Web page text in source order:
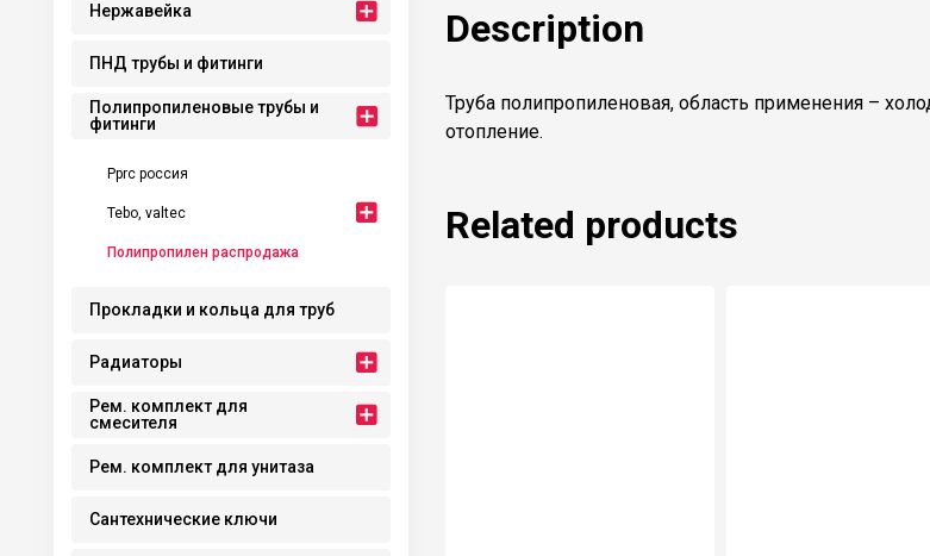
Нержавейка
ПНД трубы и фитинги
Полипропиленовые трубы и
фитинги
Pprc россия
Tebo, valtec
Полипропилен распродажа
Прокладки и кольца для труб
Радиаторы
Рем. комплект для
смесителя
Рем. комплект для унитаза
Сантехнические ключи
Description
Труба полипропиленовая, область применения –
отопление.
Related products